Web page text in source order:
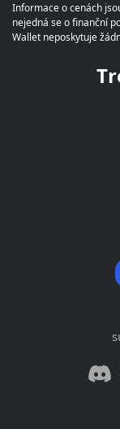
Informace o cenách
nejedná se o finanční
Wallet neposkytuje